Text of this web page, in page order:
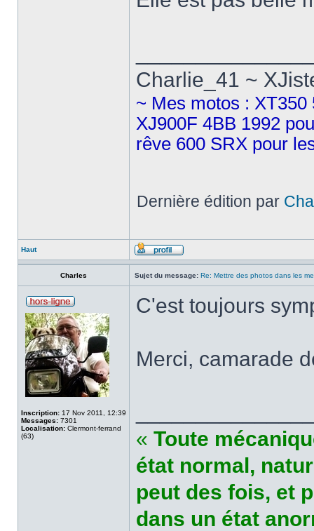
Charlie_41 ~
~ Mes motos :
XJ900F 4BB 1992
rêve 600 SRX pour
Dernière édition par
Haut
Charles Sujet du message: Re: Mettre des photos dans les
Inscription: 17 Nov 2011, 12:39
Messages: 7301
Localisation: Clermont-ferrand
(63)
C'est toujours
Merci, camarade
« Toute
état normal,
peut des fois, et
dans un état